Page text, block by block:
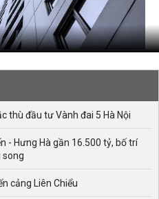
thù đầu tư Vành đai 5 Hà Nội
- Hưng Hà gần 16.500 tỷ, bố trí
song
cảng Liên Chiểu